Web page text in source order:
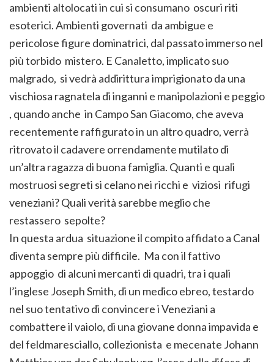
ambienti altolocati in cui si consumano oscuri riti
esoterici. Ambienti governati da ambigue e
pericolose figure dominatrici, dal passato immerso nel
più torbido mistero. E Canaletto, implicato suo
malgrado, si vedrà addirittura imprigionato da una
vischiosa ragnatela di inganni e manipolazioni e peggio
, quando anche in Campo San Giacomo, che aveva
recentemente raffigurato in un altro quadro, verrà
ritrovato il cadavere orrendamente mutilato di
un’altra ragazza di buona famiglia. Quanti e quali
mostruosi segreti si celano nei ricchi e viziosi rifugi
veneziani? Quali verità sarebbe meglio che
restassero sepolte?
In questa ardua situazione il compito affidato a Canal
diventa sempre più difficile. Ma con il fattivo
appoggio di alcuni mercanti di quadri, tra i quali
l’inglese Joseph Smith, di un medico ebreo, testardo
nel suo tentativo di convincere i Veneziani a
combattere il vaiolo, di una giovane donna impavida e
del feldmaresciallo, collezionista e mecenate Johann